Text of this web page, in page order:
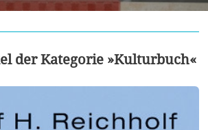
der Kategorie »Kulturbuch«